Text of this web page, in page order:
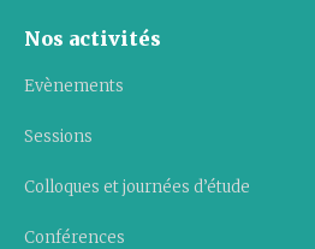
Nos activités
Evènements
Sessions
Colloques et journées d’étude
Conférences